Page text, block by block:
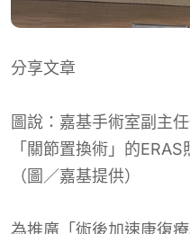
分享文章
圖說：嘉基手術室副主
「關節置換術」的
（圖／嘉基提供）
為推廣「術後加速康復